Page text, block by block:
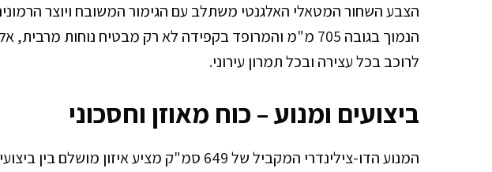
הצבע השחור המטאלי האלגנטי משתלב עם הגימור המשובח ויוצר
הנמוך בגובה 705 מ"מ והמרופד בקפידה לא רק מבטיח נוחות
לרוכב בכל עצירה ובכל תמרון עירוני.
ביצועים ומנוע – כוח מאוזן וחסכוני
המנוע הדו-צילינדרי המקביל של 649 סמ"ק מציע איזון